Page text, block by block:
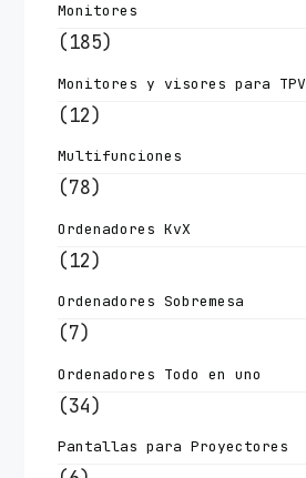
Monitores
(185)
Monitores y visores para TPV
(12)
Multifunciones
(78)
Ordenadores KvX
(12)
Ordenadores Sobremesa
(7)
Ordenadores Todo en uno
(34)
Pantallas para Proyectores